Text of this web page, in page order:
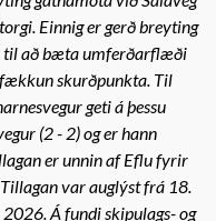
Einnig er gerð breyting
til að bæta umferðarflæði
skurðpunkta. Til
geti á þessu
(2 - 2) og er hann
er unnin af Eflu fyrir
var auglýst frá 18.
Á fundi skipulags- og